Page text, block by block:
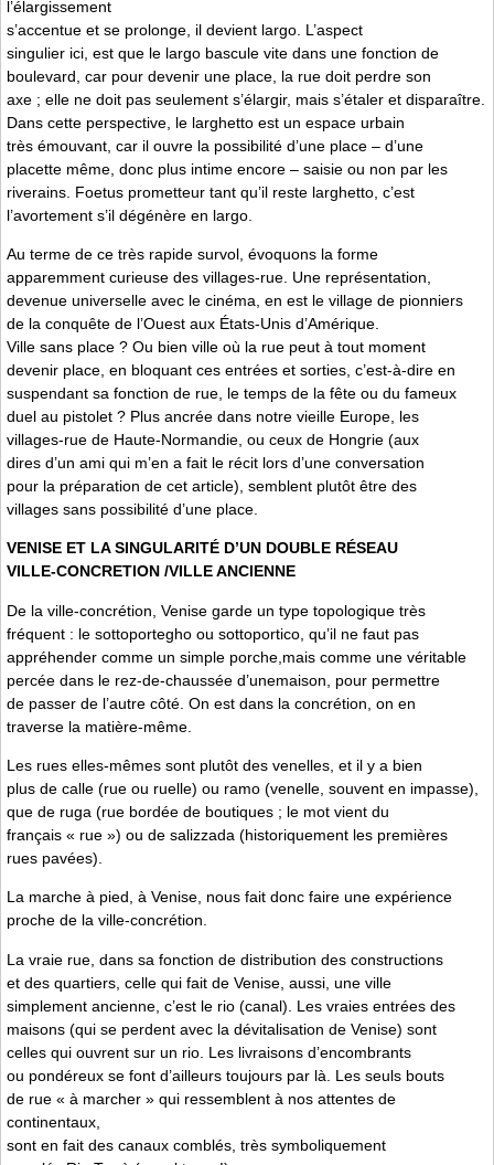
l’élargissement
s’accentue et se prolonge, il devient largo. L’aspect
singulier ici, est que le largo bascule vite dans une fonction de
boulevard, car pour devenir une place, la rue doit perdre son
axe ; elle ne doit pas seulement s’élargir, mais s’étaler et disparaître.
Dans cette perspective, le larghetto est un espace urbain
très émouvant, car il ouvre la possibilité d’une place – d’une
placette même, donc plus intime encore – saisie ou non par les
riverains. Foetus prometteur tant qu’il reste larghetto, c’est
l’avortement s’il dégénère en largo.
Au terme de ce très rapide survol, évoquons la forme
apparemment curieuse des villages-rue. Une représentation,
devenue universelle avec le cinéma, en est le village de pionniers
de la conquête de l’Ouest aux États-Unis d’Amérique.
Ville sans place ? Ou bien ville où la rue peut à tout moment
devenir place, en bloquant ces entrées et sorties, c’est-à-dire en
suspendant sa fonction de rue, le temps de la fête ou du fameux
duel au pistolet ? Plus ancrée dans notre vieille Europe, les
villages-rue de Haute-Normandie, ou ceux de Hongrie (aux
dires d’un ami qui m’en a fait le récit lors d’une conversation
pour la préparation de cet article), semblent plutôt être des
villages sans possibilité d’une place.
VENISE ET LA SINGULARITÉ D’UN DOUBLE RÉSEAU
VILLE-CONCRETION /VILLE ANCIENNE
De la ville-concrétion, Venise garde un type topologique très
fréquent : le sottoportegho ou sottoportico, qu’il ne faut pas
appréhender comme un simple porche,mais comme une véritable
percée dans le rez-de-chaussée d’unemaison, pour permettre
de passer de l’autre côté. On est dans la concrétion, on en
traverse la matière-même.
Les rues elles-mêmes sont plutôt des venelles, et il y a bien
plus de calle (rue ou ruelle) ou ramo (venelle, souvent en impasse),
que de ruga (rue bordée de boutiques ; le mot vient du
français « rue ») ou de salizzada (historiquement les premières
rues pavées).
La marche à pied, à Venise, nous fait donc faire une expérience
proche de la ville-concrétion.
La vraie rue, dans sa fonction de distribution des constructions
et des quartiers, celle qui fait de Venise, aussi, une ville
simplement ancienne, c’est le rio (canal). Les vraies entrées des
maisons (qui se perdent avec la dévitalisation de Venise) sont
celles qui ouvrent sur un rio. Les livraisons d’encombrants
ou pondéreux se font d’ailleurs toujours par là. Les seuls bouts
de rue « à marcher » qui ressemblent à nos attentes de
continentaux,
sont en fait des canaux comblés, très symboliquement